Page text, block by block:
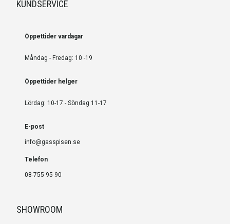
KUNDSERVICE
Öppettider vardagar
Måndag - Fredag: 10 -19
Öppettider helger
Lördag: 10-17 - Söndag 11-17
E-post
info@gasspisen.se
Telefon
08-755 95 90
SHOWROOM